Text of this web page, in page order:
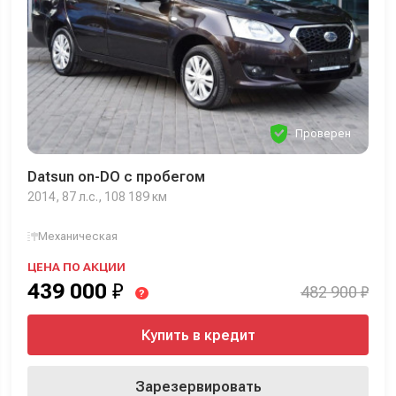
Проверен
Datsun on-DO с пробегом
2014, 87 л.с., 108 189 км
Механическая
ЦЕНА ПО АКЦИИ
439 000 ₽ ? 482 900 ₽
Купить в кредит
Зарезервировать